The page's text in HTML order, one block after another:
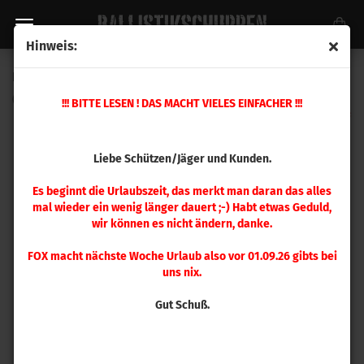
Hinweis:
!!! BITTE LESEN ! DAS MACHT VIELES EINFACHER !!!
Liebe Schützen/Jäger und Kunden.
Es beginnt die Urlaubszeit, das merkt man daran das alles
mal wieder ein wenig länger dauert ;-) Habt etwas Geduld,
wir können es nicht ändern, danke.
FOX macht nächste Woche Urlaub also vor 01.09.26 gibts bei
uns nix.
Gut Schuß.
33102)